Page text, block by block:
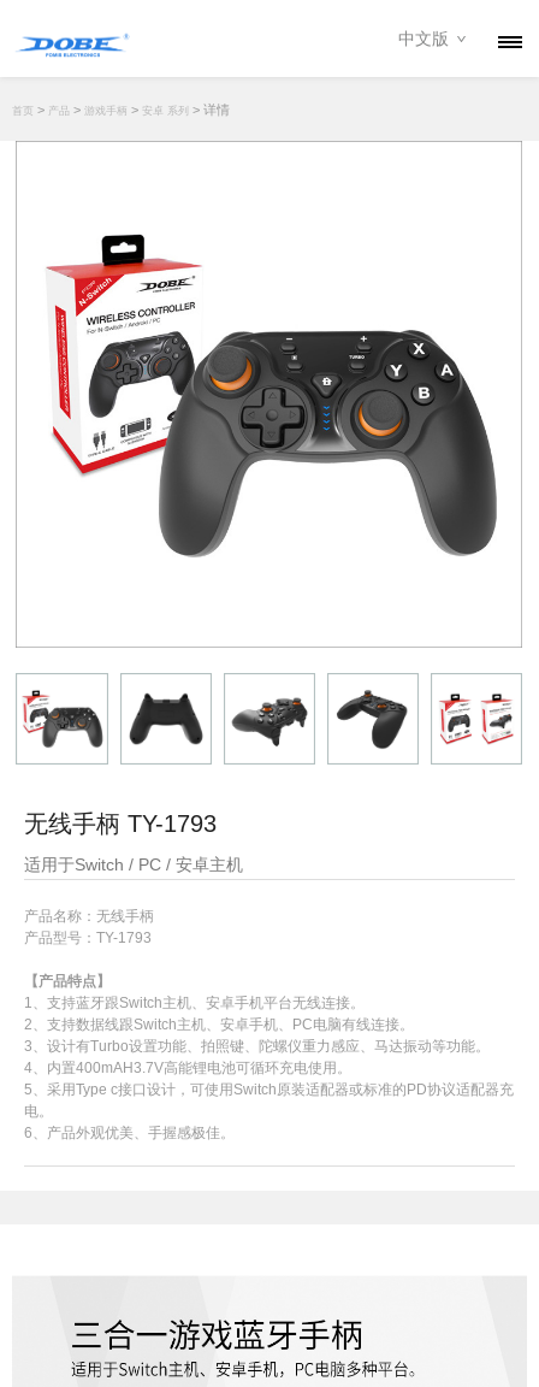
资讯
联系我们
下载专区
经销商
中文版
首页 > 产品 > 游戏手柄 > 安卓 系列 > 详情
无线手柄 TY-1793
适用于Switch / PC / 安卓主机
产品名称：无线手柄
产品型号：TY-1793
【产品特点】
1
、支持蓝牙跟Switch主机、安卓手机平台无线连接。
2 、支持数据线跟Switch主机、安卓手机、 PC电脑有线连接。
3 、设计有Turbo设置功能、拍照键、陀螺仪重力感应、马达振动等功能。
4 、内置400mAH3.7V高能锂电池可循环充电使用。
5 、采用Type c接口设计，可使用 Switch 原装适配器或标准的 PD协议适配器充
电。
6 、产品外观优美、手握感极佳。